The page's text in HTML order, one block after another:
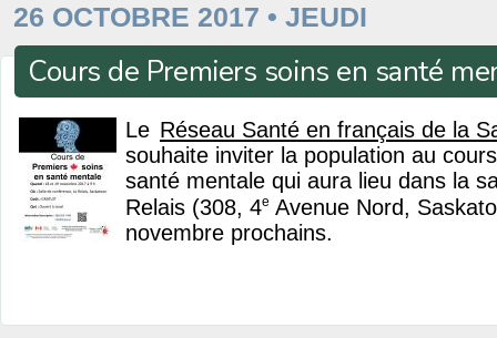
26 OCTOBRE 2017 • JEUDI
Cours de Premiers soins en santé
Le Réseau Santé en français de la
souhaite inviter la population au
santé mentale qui aura lieu dans la
Relais (308, 4e Avenue Nord,
novembre prochains.